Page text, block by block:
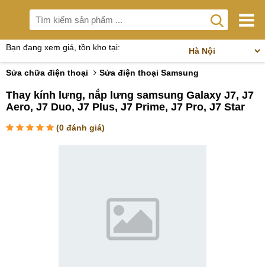
Bạn đang xem giá, tồn kho tại:
Sửa chữa điện thoại Sửa điện thoại Samsung
Thay kính lưng, nắp lưng samsung Galaxy J7, J7
Aero, J7 Duo, J7 Plus, J7 Prime, J7 Pro, J7 Star
(0 đánh giá)